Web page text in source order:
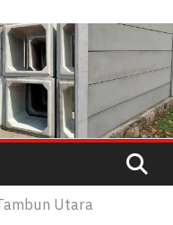
Utara